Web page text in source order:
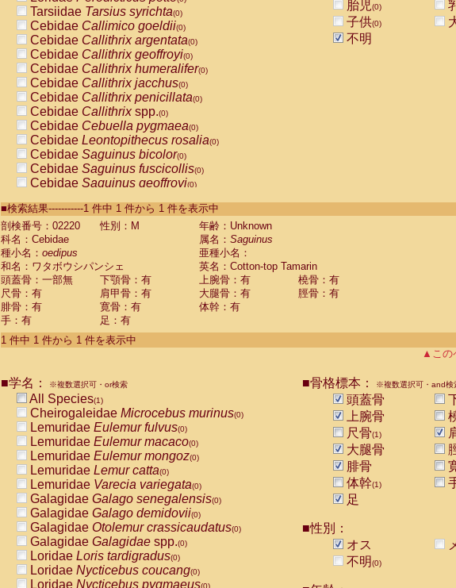
Tarsiidae Tarsius syrichta(0)
Cebidae Callimico goeldii(0)
Cebidae Callithrix argentata(0)
Cebidae Callithrix geoffroyi(0)
Cebidae Callithrix humeralifer(0)
Cebidae Callithrix jacchus(0)
Cebidae Callithrix penicillata(0)
Cebidae Callithrixspp.(0)
Cebidae Cebuella pygmaea(0)
Cebidae Leontopithecus rosalia(0)
Cebidae Saguinus bicolor(0)
Cebidae Saguinus fuscicollis(0)
Cebidae Saguinus geoffroyi(0)
CebidaeSaguinus labiatus(0)
Cebidae Saguinus leucopus (0)
Cebidae
Cebidae
CebidaeSaguinus nigricollis (0)
Cebidae Saguinus oedipus
Cebidae Saguinus weddelli
Cebidae Saguinusspp.
Cebidae Aotus trivirgatus
Cebidae Cebus albifrons
CebidaeCebus nigrivittatus
CebidaeCebus
CebidaeSaimiri boliviensis(0)
CebidaeSaimiri sciureus(0)
AtelidaeAlouatta caraya(0)
AtelidaeAlouatta fusca(0)
AtelidaeAlouatta seniculus
AtelidaeAlouattaspp.(0)
AtelidaeAteles belzebuth(0)
AtelidaeAteles geoffroyi(0)
AtelidaeAteles paniscus(0)
AtelidaeAtelesspp.(0)
Atelidae Lagothrix lagothricha
AtelidaeLagothrix lagothricha cana
PitheciidaeCacajao calvus rubicundus
胎児(0)
子供(0)
不明
■検索結果-----------1 件中 1 件から 1 件を表示中
剖検番号：02220
性別：M
年齢：Unknown
科名：Cebidae
属名： Saguinus
種小名： oedipus
亜種小名：
和名：ワタボウシパンシェ
英名：Cotton-top Tamarin
頭蓋骨：一部無
下顎骨：有 上腕骨：有
橈骨：有
尺骨：有
肩甲骨：有 大腿骨：有
脛骨：有
腓骨：有
寛骨：有
体幹：有
手：有
足：有
1 件中 1 件から 1 件を表示中
▲この
■学名： ※複数選択可・or検索
All Species(1)
Cheirogaleidae Microcebus murinus(0)
Lemuridae Eulemur fulvus(0)
Lemuridae Eulemur macaco(0)
Lemuridae Eulemur mongoz(0)
Lemuridae Lemur catta(0)
Lemuridae Varecia variegata(0)
Galagidae Galago senegalensis(0)
Galagidae Galago demidovii(0)
Galagidae Otolemur crassicaudatus(0)
Galagidae Galagidae spp.(0)
Loridae Loris tardigradus(0)
Loridae Nycticebus coucang(0)
Loridae Nycticebus pygmaeus(0)
■骨格標本： ※複数選択可・and検
頭蓋骨
上腕骨
尺骨(1)
大腿骨
腓骨
体幹(1)
足
■性別：
オス
不明(0)